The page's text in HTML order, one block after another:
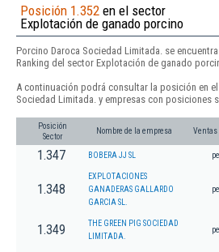
Posición 1.352 en el sector
Explotación de ganado porcino
Porcino Daroca Sociedad Limitada. se
Ranking del sector Explotación de ganado
A continuación podrá consultar la posición en
Sociedad Limitada. y empresas con posiciones
Posición
Sector
Nombre de la empresa Ventas
1.347 BOBERA JJ SL
1.348
EXPLOTACIONES
GANADERAS GALLARDO
GARCIA SL.
1.349
THE GREEN PIG SOCIEDAD
LIMITADA.